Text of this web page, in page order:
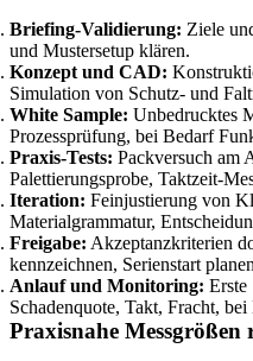
Briefing-Validierung: Ziele
und Mustersetup klären.
Konzept und CAD:
Simulation von Schutz- und
White Sample: Unbedrucktes
Prozessprüfung, bei Bedarf
Praxis-Tests: Packversuch am
Palettierungsprobe, Taktzeit-
Iteration: Feinjustierung von
Materialgrammatur,
Freigabe: Akzeptanzkriterien
kennzeichnen, Serienstart
Anlauf und Monitoring: Erste
Schadenquote, Takt, Fracht,
Praxisnahe Messgrößen